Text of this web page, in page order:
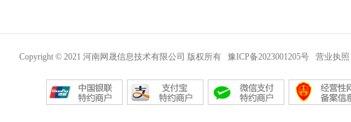
Copyright © 2021 河南网晟信息技术有限公司 版权所有 豫ICP备2023001205号 营业执照